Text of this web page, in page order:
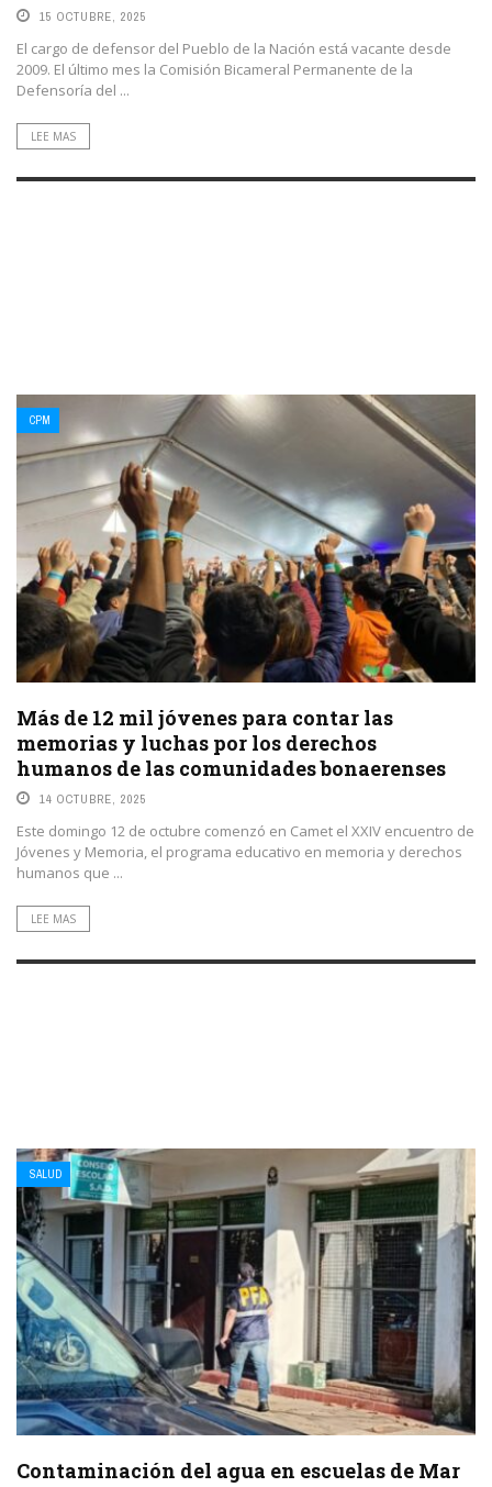
15 OCTUBRE, 2025
El cargo de defensor del Pueblo de la Nación está vacante desde
2009. El último mes la Comisión Bicameral Permanente de la
Defensoría del ...
LEE MAS
CPM
Más de 12 mil jóvenes para contar las
memorias y luchas por los derechos
humanos de las comunidades bonaerenses
14 OCTUBRE, 2025
Este domingo 12 de octubre comenzó en Camet el XXIV encuentro de
Jóvenes y Memoria, el programa educativo en memoria y derechos
humanos que ...
LEE MAS
SALUD
Contaminación del agua en escuelas de Mar